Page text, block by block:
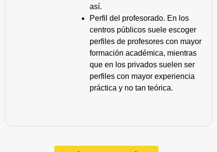
así.
Perfil del profesorado. En los
centros públicos suele escoger
perfiles de profesores con mayor
formación académica, mientras
que en los privados suelen ser
perfiles con mayor experiencia
práctica y no tan teórica.